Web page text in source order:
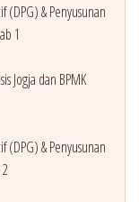
(DPG) & Penyusunan
1
Jogja dan BPMK
(DPG) & Penyusunan